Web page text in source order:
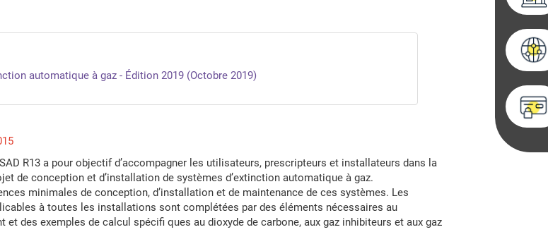
automatique à gaz - Édition 2019 (Octobre 2019)
R13 a pour objectif d’accompagner les utilisateurs, prescripteurs et installateurs dans la
de conception et d’installation de systèmes d’extinction automatique à gaz.
minimales de conception, d’installation et de maintenance de ces systèmes. Les
à toutes les installations sont complétées par des éléments nécessaires au
et des exemples de calcul spécifi ques au dioxyde de carbone, aux gaz inhibiteurs et aux gaz